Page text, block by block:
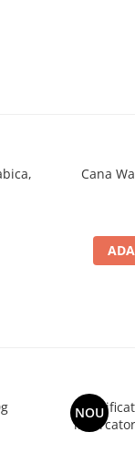
Cana
NOU